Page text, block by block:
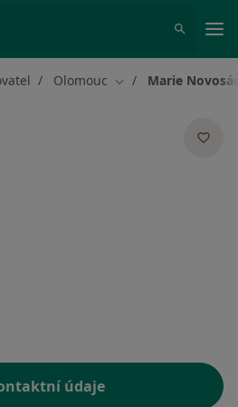
Olomouc Změna města
Marie
údaje